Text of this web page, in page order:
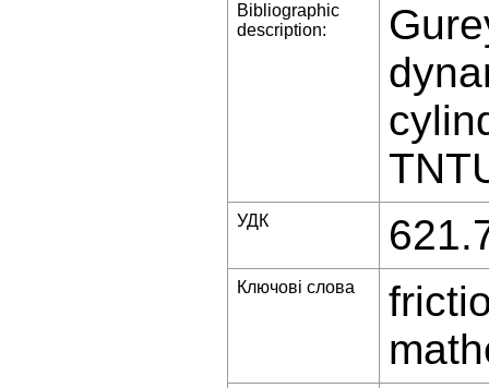
Bibliographic
description:
УДК
Ключові слова